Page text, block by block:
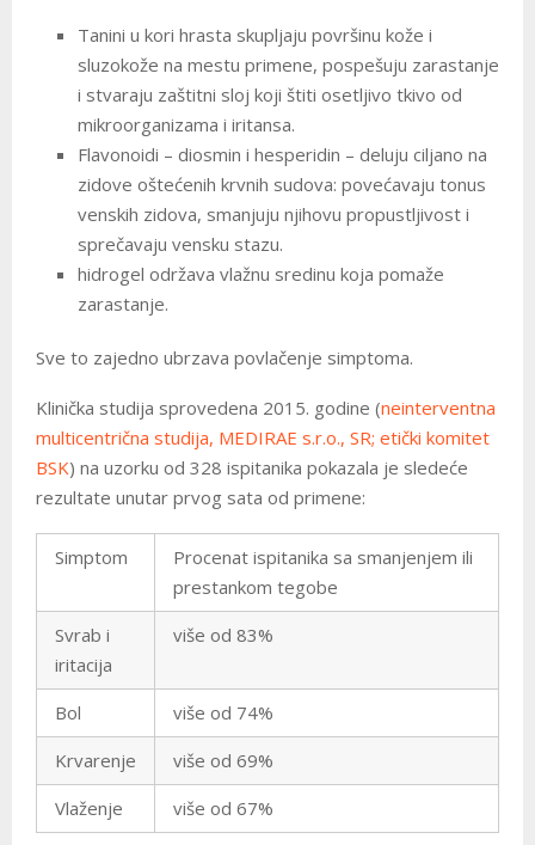
Tanini u kori hrasta skupljaju površinu kože i
sluzokože na mestu primene, pospešuju zarastanje
i stvaraju zaštitni sloj koji štiti osetljivo tkivo od
mikroorganizama i iritansa.
Flavonoidi – diosmin i hesperidin – deluju ciljano na
zidove oštećenih krvnih sudova: povećavaju tonus
venskih zidova, smanjuju njihovu propustljivost i
sprečavaju vensku stazu.
hidrogel održava vlažnu sredinu koja pomaže
zarastanje.
Sve to zajedno ubrzava povlačenje simptoma.
Klinička studija sprovedena 2015. godine (neinterventna
multicentrična studija, MEDIRAE s.r.o., SR; etički komitet
BSK) na uzorku od 328 ispitanika pokazala je sledeće
rezultate unutar prvog sata od primene:
Simptom
Procenat ispitanika sa smanjenjem ili
prestankom tegobe
Svrab i
iritacija
više od 83%
Bol
više od 74%
Krvarenje
više od 69%
Vlaženje
više od 67%